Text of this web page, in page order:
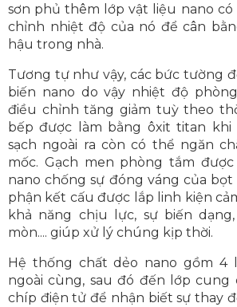
sơn phủ thêm lớp vật liệu nano
chỉnh nhiệt độ của nó để cân
hậu trong nhà.
Tương tự như vậy, các bức tường
biến nano do vậy nhiệt độ
điều chỉnh tăng giảm tuỳ theo
bếp được làm bằng ôxit titan
sạch ngoài ra còn có thể ngăn
mốc. Gạch men phòng tắm
nano chống sự đóng váng của bọt
phận kết cấu được lắp linh kiện
khả năng chịu lực, sự biến
mòn.... giúp xử lý chúng kịp thời.
Hệ thống chất dẻo nano gồm 4
ngoài cùng, sau đó đến lớp cung
chíp điện tử để nhận biết sự thay